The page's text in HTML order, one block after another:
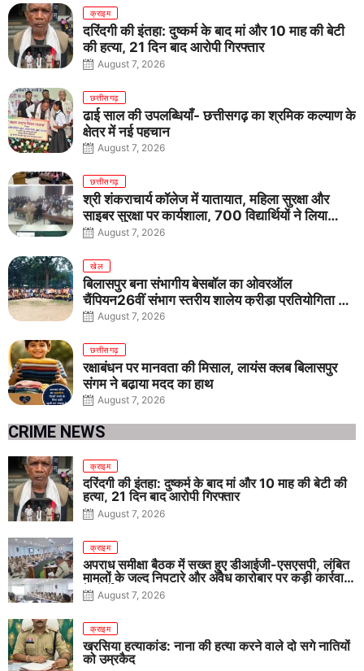
क्राइम
दरिंदगी की इंतहा: दुष्कर्म के बाद मां और 10 माह की बेटी
की हत्या, 21 दिन बाद आरोपी गिरफ्तार
August 7, 2026
छत्तीसगढ़
ढाई साल की उपलब्धियाँ- छत्तीसगढ़ का श्रमिक कल्याण के
क्षेत्र में नई पहचान
August 7, 2026
छत्तीसगढ़
श्री शंकराचार्य कॉलेज में यातायात, महिला सुरक्षा और
साइबर सुरक्षा पर कार्यशाला, 700 विद्यार्थियों ने लिया
जागरूकता का संकल्प
August 7, 2026
खेल
बिलासपुर बना संभागीय बेसबॉल का ओवरऑल
चैंपियन26वीं संभाग स्तरीय शालेय क्रीड़ा प्रतियोगिता में
तीनों आयु वर्गों में शानदार प्रदर्शन
August 7, 2026
छत्तीसगढ़
रक्षाबंधन पर मानवता की मिसाल, लायंस क्लब बिलासपुर
संगम ने बढ़ाया मदद का हाथ
August 7, 2026
CRIME NEWS
क्राइम
दरिंदगी की इंतहा: दुष्कर्म के बाद मां और 10 माह की बेटी की
हत्या, 21 दिन बाद आरोपी गिरफ्तार
August 7, 2026
क्राइम
अपराध समीक्षा बैठक में सख्त हुए डीआईजी-एसएसपी, लंबित
मामलों के जल्द निपटारे और अवैध कारोबार पर कड़ी कार्रवाई
के निर्देश
August 7, 2026
क्राइम
खरसिया हत्याकांड: नाना की हत्या करने वाले दो सगे नातियों
को उम्रकैद